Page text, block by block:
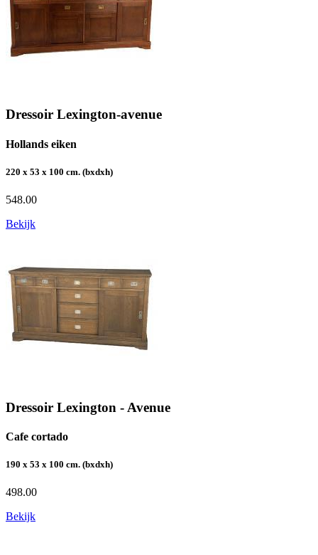
Dressoir Lexington-avenue
Hollands eiken
220 x 53 x 100 cm. (bxdxh)
548.00
Bekijk
Dressoir Lexington - Avenue
Cafe cortado
190 x 53 x 100 cm. (bxdxh)
498.00
Bekijk